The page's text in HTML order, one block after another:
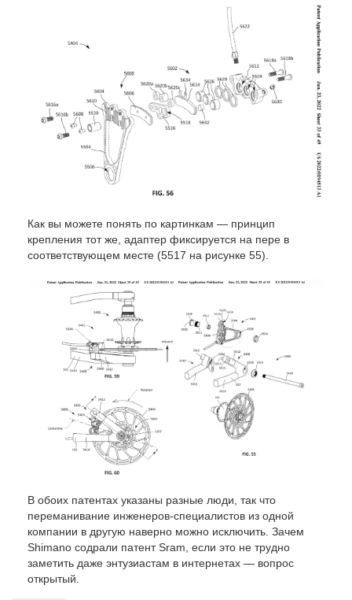
Как вы можете понять по картинкам — принцип
крепления тот же, адаптер фиксируется на пере в
соответствующем месте (5517 на рисунке 55).
В обоих патентах указаны разные люди, так что
переманивание инженеров-специалистов из одной
компании в другую наверно можно исключить. Зачем
Shimano содрали патент Sram, если это не трудно
заметить даже энтузиастам в интернетах — вопрос
открытый.